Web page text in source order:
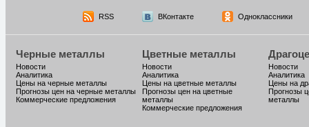
RSS ВКонтакте Одноклассники
Черные металлы
Новости
Аналитика
Цены на черные металлы
Прогнозы цен на черные металлы
Коммерческие предложения
Цветные металлы
Новости
Аналитика
Цены на цветные металлы
Прогнозы цен на цветные
металлы
Коммерческие предложения
Новости
Аналитика
Цены на
Прогнозы
металлы